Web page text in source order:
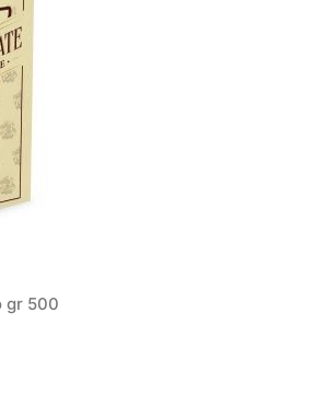
gr 500